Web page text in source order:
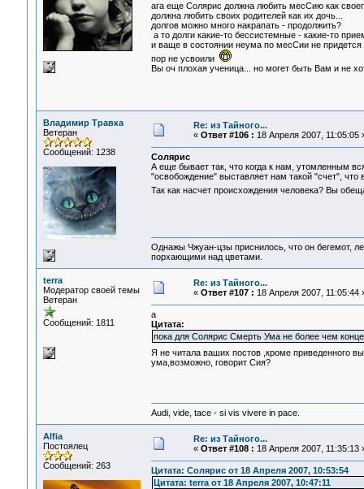
ага еще Солярис должна любить месСию как
должна любить своих родителей как их дочь...
долгов можно много накрапать - продолжить?
а то долги какие-то бессистемные - какие-то
и ваще в состоянии неума по месСии не
пор не усвоили
Вы оч плохая ученица... но могет быть Вам и не
Владимир Травка
Ветеран
Сообщений: 1238
Re: из Тайного...
« Ответ #106 : 18 Апреля 2007, 11:05:05
Солярис
А еще бывает так, что когда к нам, утомленным
"освобождение" выставляет нам такой "счет",
Так как насчет происхождения человека? Вы
Однажы Чжуан-цзы приснилось, что он бегемот,
порхающими над цветами.
terra
Модератор своей темы
Ветеран
Сообщений: 1811
Re: из Тайного...
« Ответ #107 : 18 Апреля 2007, 11:05:44
а
Цитата:
пока для Солярис Смерть Ума не более чем
Я не читала ваших постов ,кроме приведенного
ума,возможно, говорит Сия?
Audi, vide, tace - si vis vivere in pace.
Alfia
Постоялец
Сообщений: 263
Re: из Тайного...
« Ответ #108 : 18 Апреля 2007, 11:35:13
Цитата: Солярис от 18 Апреля 2007, 10:53:54
Цитата: terra от 18 Апреля 2007, 10:47:11